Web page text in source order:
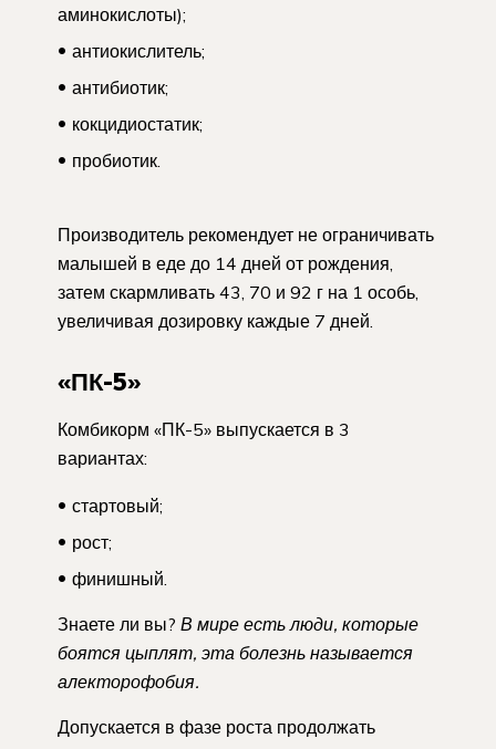
аминокислоты);
антиокислитель;
антибиотик;
кокцидиостатик;
пробиотик.
Производитель рекомендует не ограничивать
малышей в еде до 14 дней от рождения,
затем скармливать 43, 70 и 92 г на 1 особь,
увеличивая дозировку каждые 7 дней.
«ПК-5»
Комбикорм «ПК-5» выпускается в 3
вариантах:
стартовый;
рост;
финишный.
Знаете ли вы? В мире есть люди, которые
боятся цыплят, эта болезнь называется
алекторофобия.
Допускается в фазе роста продолжать